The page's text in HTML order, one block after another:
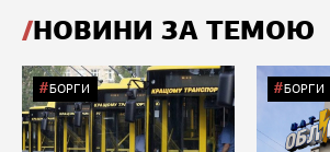
НОВИНИ ЗА ТЕМОЮ
БОРГИ БОРГИ